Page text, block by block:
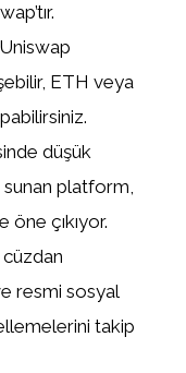
ETH veya
düşük
sunan platform,
çıkıyor.
cüzdan
resmi sosyal
takip